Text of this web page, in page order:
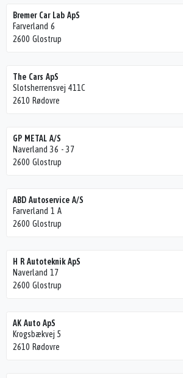
Bremer Car Lab ApS
Farverland 6
2600 Glostrup
The Cars ApS
Slotsherrensvej 411C
2610 Rødovre
GP METAL A/S
Naverland 36 - 37
2600 Glostrup
ABD Autoservice A/S
Farverland 1 A
2600 Glostrup
H R Autoteknik ApS
Naverland 17
2600 Glostrup
AK Auto ApS
Krogsbækvej 5
2610 Rødovre